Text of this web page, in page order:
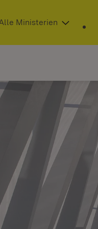
neuem Fenster)
Ministerien